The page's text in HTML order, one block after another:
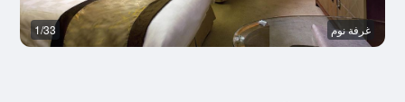
غرفة نوم 1/33